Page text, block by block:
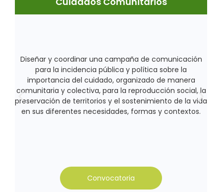
Diseñar y coordinar una campaña de comunicación
para la incidencia pública y política sobre la
importancia del cuidado, organizado de manera
comunitaria y colectiva, para la reproducción social, la
preservación de territorios y el sostenimiento de la vida
en sus diferentes necesidades, formas y contextos.
Convocatoria